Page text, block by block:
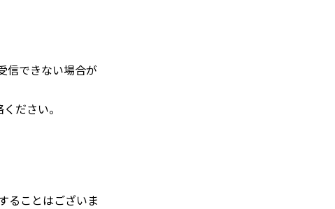
信できない場合が
ださい。
ることはございま